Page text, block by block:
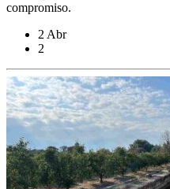
compromiso.
2 Abr
2